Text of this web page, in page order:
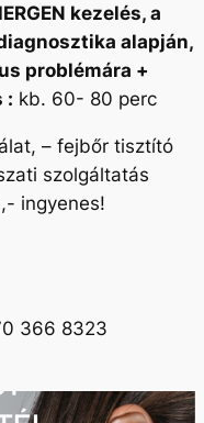
kezelés, a
alapján,
problémára +
: kb. 60- 80 perc
– fejbőr tisztító
szolgáltatás
ingyenes!
366 8323